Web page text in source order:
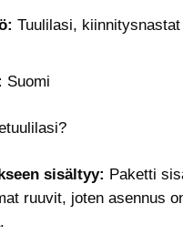
Tuulilasi,
Suomi
sisältyy: Paketti
ruuvit, joten asennus